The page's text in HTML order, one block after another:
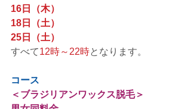
16日（木）
18日（土）
25日（土）
すべて12時～22時となります。
コース
＜ブラジリアンワックス脱毛＞